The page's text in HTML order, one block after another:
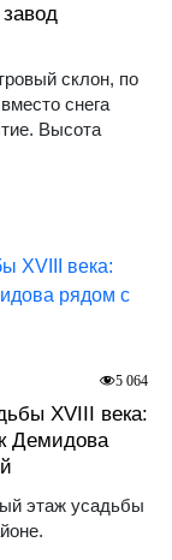
склон, по
снега
Высота
XVIII века:
Демидова
этаж усадьбы
5 064